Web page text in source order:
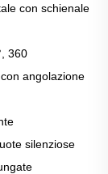
con schienale
360
angolazione
silenziose